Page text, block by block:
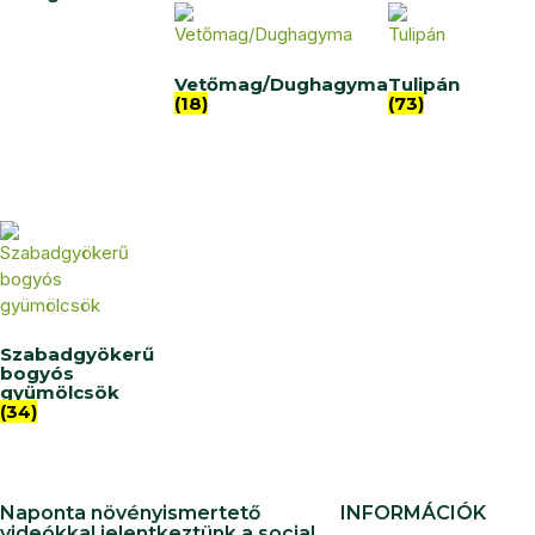
Vetőmag/Dughagyma
(18)
Tulipán
(73)
Szabadgyökerű
bogyós
gyümölcsök
(34)
Naponta növényismertető
INFORMÁCIÓK